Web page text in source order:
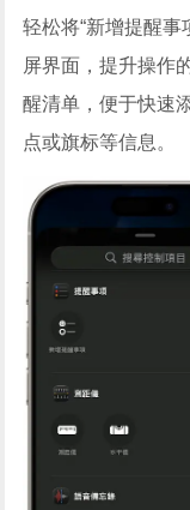
轻松将“新增提醒事
屏界面，提升操作
醒清单，便于快速
点或旗标等信息。